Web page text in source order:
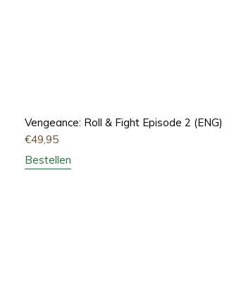
Vengeance: Roll & Fight Episode 2 (ENG)
€49,95
Bestellen